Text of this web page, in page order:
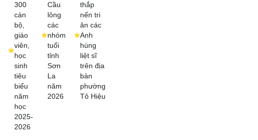
300
cán
bộ,
giáo
viên,
học
sinh
tiêu
biểu
năm
học
2025-
2026
Cầu
lông
các
nhóm
tuổi
tỉnh
Sơn
La
năm
2026
thắp
nến tri
ân các
Anh
hùng
liệt sĩ
trên địa
bàn
phường
Tô Hiệu